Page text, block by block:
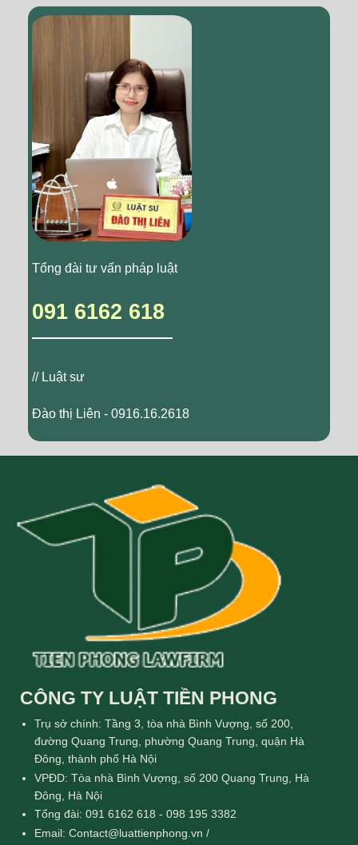
Tổng đài tư vấn pháp luật
091 6162 618
// Luật sư
Đào thị Liên - 0916.16.2618
CÔNG TY LUẬT TIỀN PHONG
Trụ sở chính: Tầng 3, tòa nhà Bình Vượng, số 200,
đường Quang Trung, phường Quang Trung, quận Hà
Đông, thành phố Hà Nội
VPĐD: Tòa nhà Bình Vượng, số 200 Quang Trung, Hà
Đông, Hà Nội
Tổng đài: 091 6162 618 - 098 195 3382
Email: Contact@luattienphong.vn /